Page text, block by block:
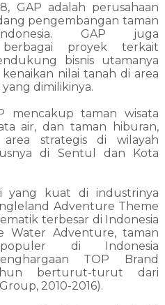
GAP adalah perusahaan
pengembangan taman
GAP juga
berbagai proyek terkait
bisnis utamanya
nilai tanah di area
dimilikinya.
mencakup taman wisata
air, dan taman hiburan,
strategis di wilayah
di Sentul dan Kota
yang kuat di industrinya
Adventure Theme
terbesar di Indonesia
Water Adventure, taman
di Indonesia
TOP Brand
berturut-turut dari
2010-2016).